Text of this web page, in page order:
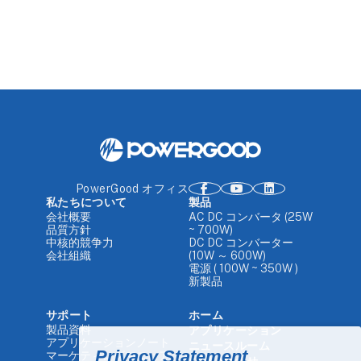
Privacy Statement
PowerGood オフィス
私たちについて
会社概要
品質方針
中核的競争力
会社組織
製品
AC DC コンバータ (25W
~ 700W)
DC DC コンバーター
(10W ～ 600W)
電源 ( 100W ~ 350W )
新製品
サポート
製品資料
アプリケーションノート
マーケティングマニュア
ホーム
アプリケーション